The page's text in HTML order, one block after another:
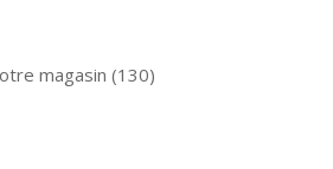
magasin (130)